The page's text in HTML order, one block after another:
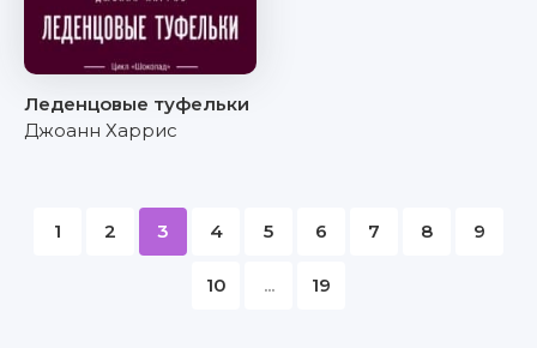
Леденцовые туфельки
Джоанн Харрис
1 2 3 4 5 6 7 8 9
10 ... 19